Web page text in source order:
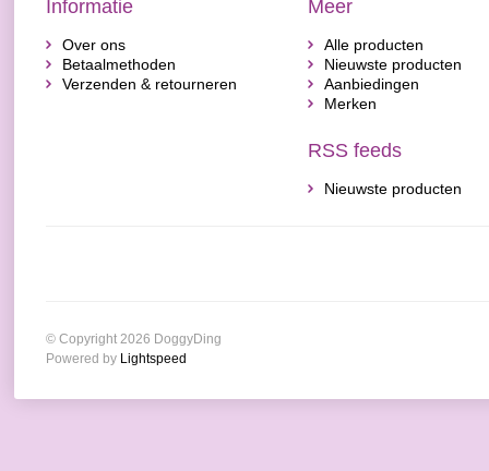
Informatie
Over ons
Betaalmethoden
Verzenden & retourneren
Meer
Alle producten
Nieuwste producten
Aanbiedingen
Merken
RSS feeds
Nieuwste producten
© Copyright 2026 DoggyDing
Powered by Lightspeed